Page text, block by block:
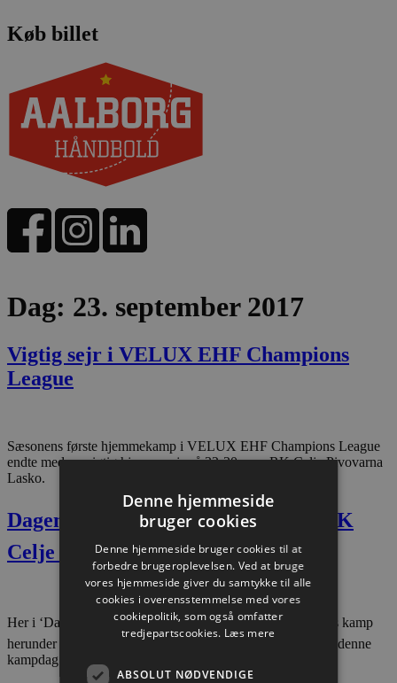
Køb billet
Dag: 23. september 2017
Vigtig sejr i VELUX EHF Champions
League
Sæsonens første hjemmekamp i VELUX EHF Champions League
endte med en vigtig hjemmesejr på 32-30 over RK Celje Pivovarna
Lasko.
Dagens kamp: Aalborg Håndbold  RK
Celje Pivovarna Lasko
Her i ‘Dagens Kamp’ kan du læse mere om eftermiddagens kamp 
herunder holdopstillinger og anden specifik information på denne
kampdag.
Denne hjemmeside
bruger cookies
Denne hjemmeside bruger cookies til at
forbedre brugeroplevelsen. Ved at bruge
vores hjemmeside giver du samtykke til alle
cookies i overensstemmelse med vores
cookiepolitik, som også omfatter
tredjepartscookies. Læs mere
ABSOLUT NØDVENDIGE